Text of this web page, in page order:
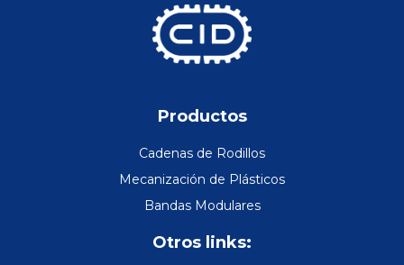
Productos
Cadenas de Rodillos
Mecanización de Plásticos
Bandas Modulares
Otros links: